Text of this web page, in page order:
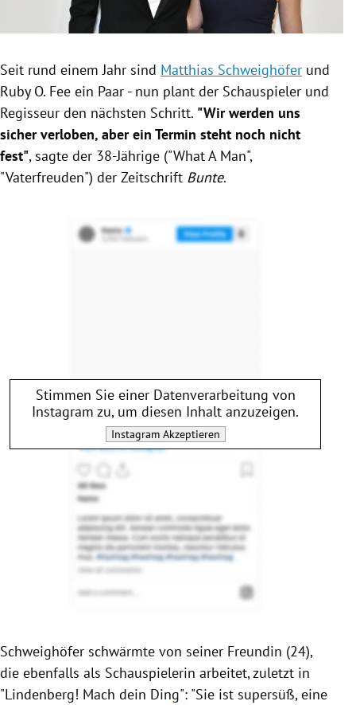
Untermenü
Untermenü
Untermenü
Untermenü
Seit rund einem Jahr sind Matthias Schweighöfer und
Ruby O. Fee ein Paar - nun plant der Schauspieler und
Regisseur den nächsten Schritt. "Wir werden uns
sicher verloben, aber ein Termin steht noch nicht
fest", sagte der 38-Jährige ("What A Man",
"Vaterfreuden") der Zeitschrift Bunte.
Stimmen Sie einer Datenverarbeitung von
Instagram zu, um diesen Inhalt anzuzeigen.
InstagramAkzeptieren
Schweighöfer schwärmte von seiner Freundin (24),
die ebenfalls als Schauspielerin arbeitet, zuletzt in
"Lindenberg! Mach dein Ding": "Sie ist supersüß, eine